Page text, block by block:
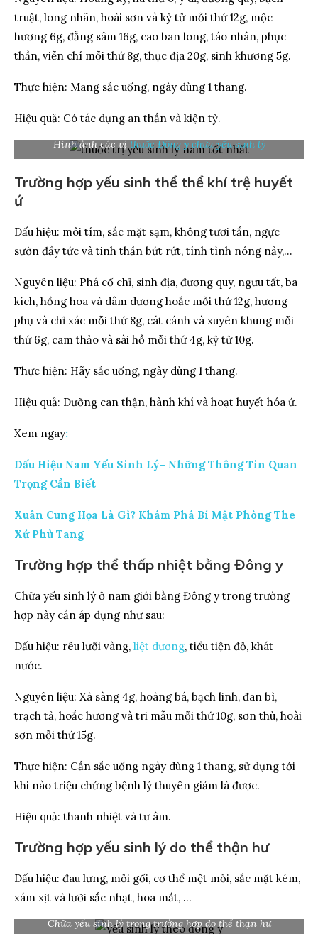
truật, long nhãn, hoài sơn và kỷ tử mỗi thứ 12g, mộc
hương 6g, đẳng sâm 16g, cao ban long, táo nhân, phục
thần, viễn chí mỗi thứ 8g, thục địa 20g, sinh khương 5g.
Thực hiện: Mang sắc uống, ngày dùng 1 thang.
Hiệu quả: Có tác dụng an thần và kiện tỳ.
Hình ảnh các vịthuốc Đông y chữa yếu sinh lý
Trường hợp yếu sinh thể thể khí trệ huyết
ứ
Dấu hiệu: môi tím, sắc mặt sạm, không tươi tắn, ngực
sườn đầy tức và tinh thần bứt rứt, tính tình nóng nảy,…
Nguyên liệu: Phá cố chỉ, sinh địa, đương quy, ngưu tất, ba
kích, hồng hoa và dâm dương hoắc mỗi thứ 12g, hương
phụ và chỉ xác mỗi thứ 8g, cát cánh và xuyên khung mỗi
thứ 6g, cam thảo và sài hồ mỗi thứ 4g, kỷ tử 10g.
Thực hiện: Hãy sắc uống, ngày dùng 1 thang.
Hiệu quả: Dưỡng can thận, hành khí và hoạt huyết hóa ứ.
Xem ngay:
Dấu Hiệu Nam Yếu Sinh Lý- Những Thông Tin Quan
Trọng Cần Biết
Xuân Cung Họa Là Gì? Khám Phá Bí Mật Phòng The
Xứ Phù Tang
Trường hợp thể thấp nhiệt bằng Đông y
Chữa yếu sinh lý ở nam giới bằng Đông y trong trường
hợp này cần áp dụng như sau:
Dấu hiệu: rêu lưỡi vàng, liệt dương, tiểu tiện đỏ, khát
nước.
Nguyên liệu: Xà sàng 4g, hoàng bá, bạch linh, đan bì,
trạch tả, hoắc hương và tri mẫu mỗi thứ 10g, sơn thù, hoài
sơn mỗi thứ 15g.
Thực hiện: Cần sắc uống ngày dùng 1 thang, sử dụng tới
khi nào triệu chứng bệnh lý thuyên giảm là được.
Hiệu quả: thanh nhiệt và tư âm.
Trường hợp yếu sinh lý do thể thận hư
Dấu hiệu: đau lưng, mỏi gối, cơ thể mệt mỏi, sắc mặt kém,
xám xịt và lưỡi sắc nhạt, hoa mắt, …
Chữa yếu sinh lý trong trường hợp do thể thận hư